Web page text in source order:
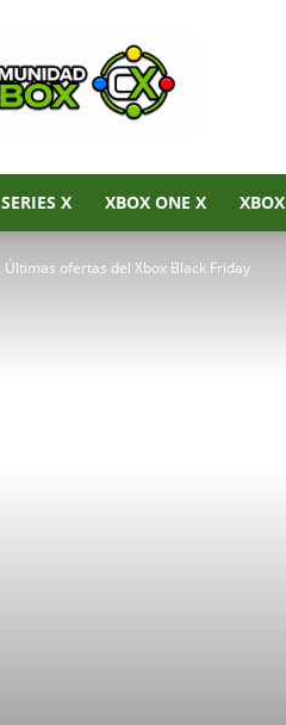
Noticias
de
Xbox
Series
Xbox
One
360
SERIES X XBOX ONE X XBOX
Últimas ofertas del Xbox Black Friday